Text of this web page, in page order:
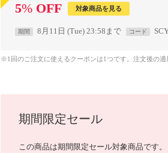
5% OFF 対象商品を見る
期間 8月11日 (Tue) 23:58まで コード
※1回のご注文に使えるクーポンは1つです。注文後の適
期間限定セール
この商品は期間限定セール対象商品です。